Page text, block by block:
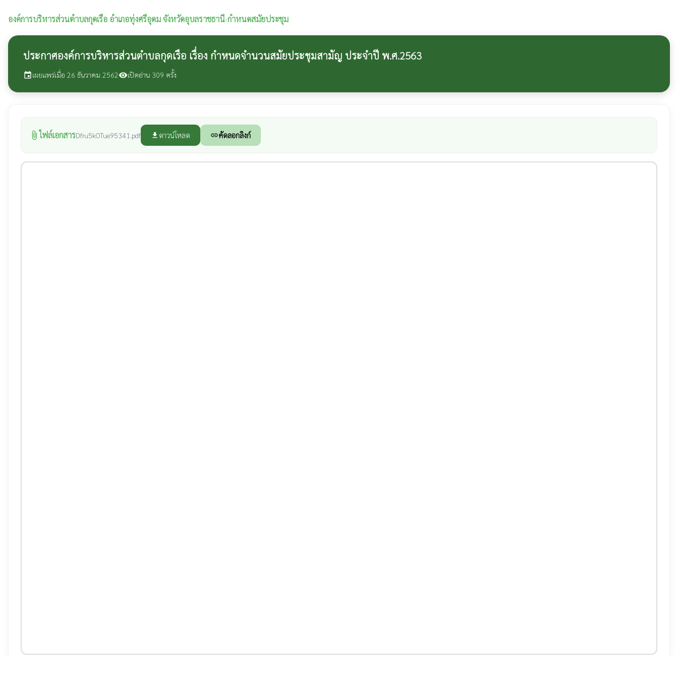
องค์การบริหารส่วนตำบลกุดเรือ อำเภอทุ่งศรีอุดม จังหวัดอุบลราชธานี›กำหนดสมัยประชุม
ประกาศองค์การบริหารส่วนตำบลกุดเรือ เรื่อง กำหนดจำนวนสมัยประชุมสามัญ ประจำปี พ.ศ.2563
eventเผยแพร่เมื่อ 26 ธันวาคม 2562visibilityเปิดอ่าน 309 ครั้ง
attach_file ไฟล์เอกสารDfru5kOTue95341.pdf file_download ดาวน์โหลด linkคัดลอกลิงก์